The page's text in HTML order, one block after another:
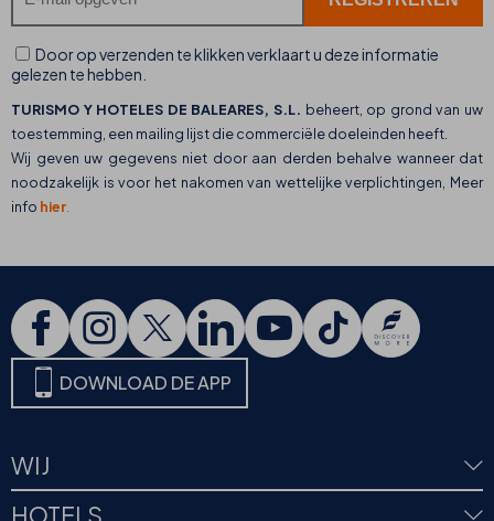
Door op verzenden te klikken verklaart u deze informatie
gelezen te hebben.
TURISMO Y HOTELES DE BALEARES, S.L. beheert, op grond van uw
toestemming, een mailing lijst die commerciële doeleinden heeft.
Wij geven uw gegevens niet door aan derden behalve wanneer dat
noodzakelijk is voor het nakomen van wettelijke verplichtingen, Meer
info hier.
DOWNLOAD DE APP
WIJ
HOTELS